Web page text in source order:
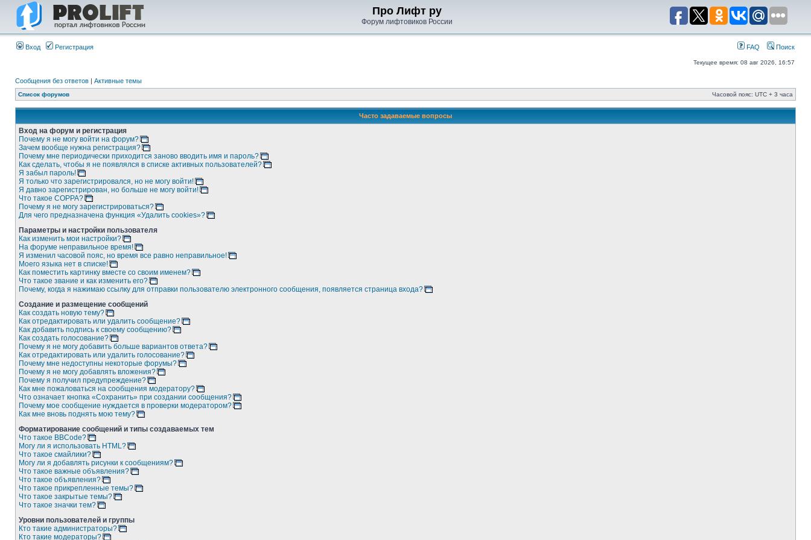
Про Лифт ру
Форум лифтовиков России
Вход Регистрация FAQ Поиск
Текущее время: 08 авг 2026, 16:57
Сообщения без ответов | Активные темы
Список форумов Часовой пояс: UTC + 3 часа
Часто задаваемые вопросы
Вход на форум и регистрация
Почему я не могу войти на форум?
Зачем вообще нужна регистрация?
Почему мне периодически приходится заново вводить имя и пароль?
Как сделать, чтобы я не появлялся в списке активных пользователей?
Я забыл пароль!
Я только что зарегистрировался, но не могу войти!
Я давно зарегистрирован, но больше не могу войти!
Что такое COPPA?
Почему я не могу зарегистрироваться?
Для чего предназначена функция «Удалить cookies»?
Параметры и настройки пользователя
Как изменить мои настройки?
На форуме неправильное время!
Я изменил часовой пояс, но время все равно неправильное!
Моего языка нет в списке!
Как поместить картинку вместе со своим именем?
Что такое звание и как изменить его?
Почему, когда я нажимаю ссылку для отправки пользователю электронного сообщения, появляется страница входа?
Создание и размещение сообщений
Как создать новую тему?
Как отредактировать или удалить сообщение?
Как добавить подпись к своему сообщению?
Как создать голосование?
Почему я не могу добавить больше вариантов ответа?
Как отредактировать или удалить голосование?
Почему мне недоступны некоторые форумы?
Почему я не могу добавлять вложения?
Почему я получил предупреждение?
Как мне пожаловаться на сообщения модератору?
Что означает кнопка «Сохранить» при создании сообщения?
Почему мое сообщение нуждается в проверки модератором?
Как мне вновь поднять мою тему?
Форматирование сообщений и типы создаваемых тем
Что такое BBCode?
Могу ли я использовать HTML?
Что такое смайлики?
Могу ли я добавлять рисунки к сообщениям?
Что такое важные объявления?
Что такое объявления?
Что такое прикрепленные темы?
Что такое закрытые темы?
Что такое значки тем?
Уровни пользователей и группы
Кто такие администраторы?
Кто такие модераторы?